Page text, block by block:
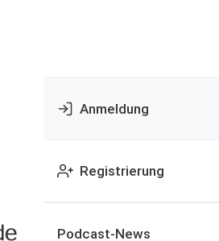
Anmeldung
Registrierung
Podcast-News